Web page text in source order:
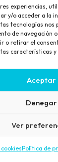
experiencias,
y/o acceder a la
tecnologías nos
de navegación
o retirar el
características y
Aceptar
Denegar
Ver
Política de
y Negro | Todos